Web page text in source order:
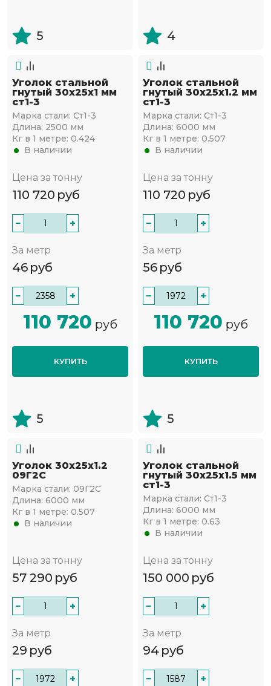
5 4
Уголок стальной
гнутый 30х25x1 мм
ст1-3
Марка стали: Ст1-3
Длина: 2500 мм
Кг в 1 метре: 0.424
В наличии
Цена за тонну
110 720 руб
− +
За метр
46 руб
− +
110 720 руб
КУПИТЬ
5
Уголок стальной
гнутый 30х25x1.2 мм
ст1-3
Марка стали: Ст1-3
Длина: 6000 мм
Кг в 1 метре: 0.507
В наличии
Цена за тонну
110 720 руб
− +
За метр
56 руб
− +
110 720 руб
КУПИТЬ
5
Уголок 30х25х1.2
09Г2С
Марка стали: 09Г2С
Длина: 6000 мм
Кг в 1 метре: 0.507
В наличии
Цена за тонну
57 290 руб
− +
За метр
29 руб
− +
Уголок стальной
гнутый 30х25x1.5 мм
ст1-3
Марка стали: Ст1-3
Длина: 6000 мм
Кг в 1 метре: 0.63
В наличии
Цена за тонну
150 000 руб
− +
За метр
94 руб
− +